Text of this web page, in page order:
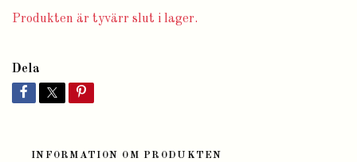
Produkten är tyvärr slut i lager.
Dela
INFORMATION OM PRODUKTEN